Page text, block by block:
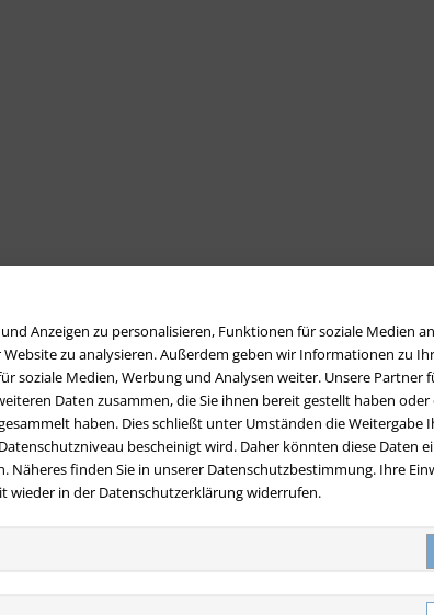
Anzeigen zu personalisieren, Funktionen für soziale Medien
zu analysieren. Außerdem geben wir Informationen zu
soziale Medien, Werbung und Analysen weiter. Unsere Partner
Daten zusammen, die Sie ihnen bereit gestellt haben oder
haben. Dies schließt unter Umständen die Weitergabe
bescheinigt wird. Daher könnten diese Daten
Näheres finden Sie in unserer Datenschutzbestimmung. Ihre
wieder in der Datenschutzerklärung widerrufen.